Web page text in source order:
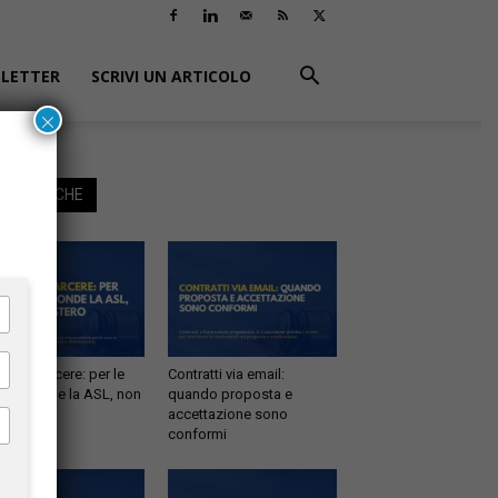
SCRIVI UN ARTICOLO
ANCHE
in carcere: per le
risponde la ASL, non
Contratti via email:
quando proposta e
accettazione sono
conformi
×